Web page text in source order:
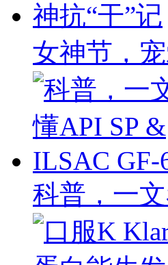
女神节，
科普，一